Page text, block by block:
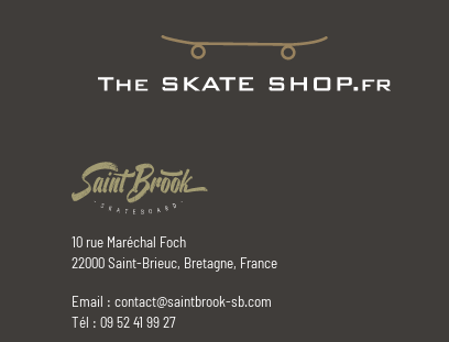
10 rue Maréchal Foch
22000 Saint-Brieuc, Bretagne, France
Email :contact@saintbrook-sb.com
Tél : 09 52 41 99 27